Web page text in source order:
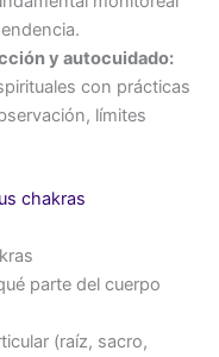
y autocuidado:
con prácticas
límites
chakras
parte del cuerpo
(raíz, sacro,